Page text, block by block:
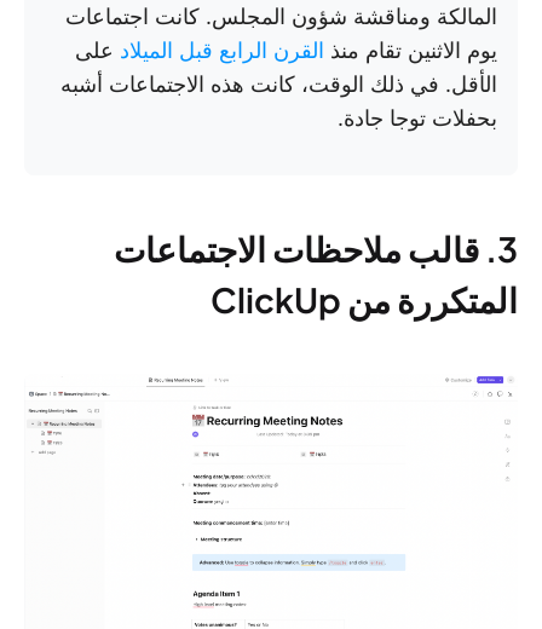
المالكة ومناقشة شؤون المجلس. كانت اجتماعات
يوم الاثنين تقام منذ القرن الرابع قبل الميلاد على
الأقل. في ذلك الوقت، كانت هذه الاجتماعات أشبه
بحفلات توجا جادة.
3. قالب ملاحظات الاجتماعات
المتكررة من ClickUp